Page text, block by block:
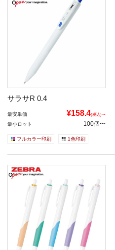
サラサR 0.4
最安単価 ¥158.4(税込)〜
最小ロット 100個〜
フルカラー印刷 1色印刷